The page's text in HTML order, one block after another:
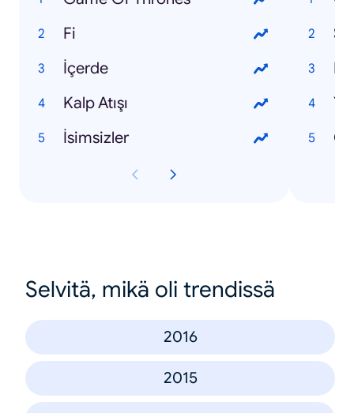
Fi
İçerde
Kalp Atışı
İsimsizler
Selvitä, mikä oli trendissä
2016
2015